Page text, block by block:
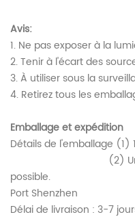
Avis:
1. Ne pas exposer à la
2. Tenir à l'écart des
3. À utiliser sous la
4. Retirez tous les
Emballage et expédition
Détails de l'emballage
(2) Un forfait
possible.
Port Shenzhen
Délai de livraison : 3-7